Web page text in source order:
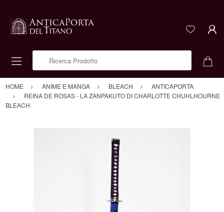
HOME ANIME E MANGA BLEACH
ANTICAPORTA
REINA DE ROSAS - LA ZANPAKUTO DI CHARLOTTE CHUHLHOURNE
BLEACH